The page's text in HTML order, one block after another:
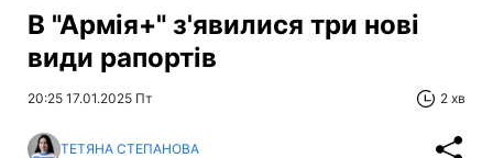
В "Армія+" з'явилися три нові
види рапортів
20:25 17.01.2025 Пт 2 хв
ТЕТЯНА СТЕПАНОВА